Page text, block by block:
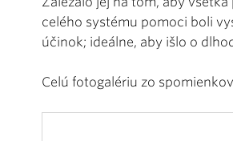
celého systému pomoci boli
účinok; ideálne, aby išlo o
Celú fotogalériu zo